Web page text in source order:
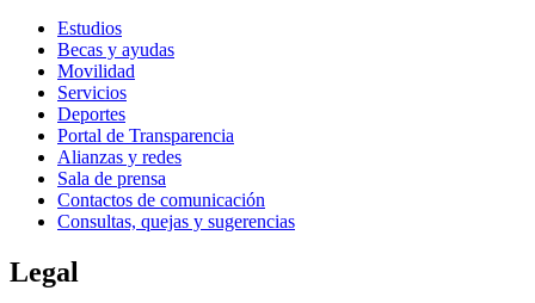
Estudios
Becas y ayudas
Movilidad
Servicios
Deportes
Portal de Transparencia
Alianzas y redes
Sala de prensa
Contactos de comunicación
Consultas, quejas y sugerencias
Legal